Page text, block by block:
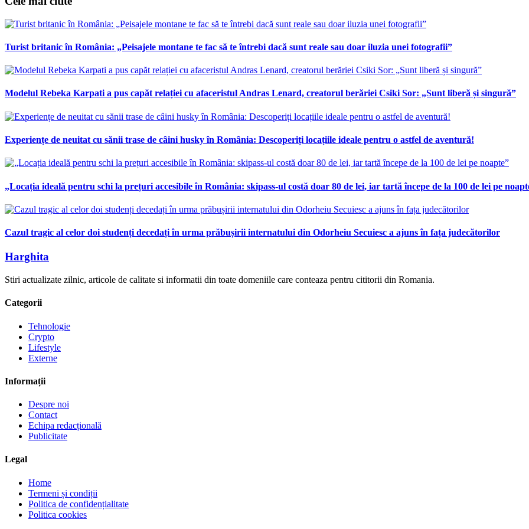
Turist britanic în România: „Peisajele montane te fac să te întrebi dacă sunt reale sau doar iluzia unei fotografii”
Modelul Rebeka Karpati a pus capăt relației cu afaceristul Andras Lenard, creatorul berăriei Csiki Sor: „Sunt liberă și singură”
Experiențe de neuitat cu sănii trase de câini husky în România: Descoperiți locațiile ideale pentru o astfel de aventură!
„Locația ideală pentru schi la prețuri accesibile în România: skipass-ul costă doar 80 de lei, iar tartă începe de la 100 de lei pe
Cazul tragic al celor doi studenți decedați în urma prăbușirii internatului din Odorheiu Secuiesc a ajuns în fața judecătorilor
Harghita
Stiri actualizate zilnic, articole de calitate si informatii din toate domeniile care conteaza pentru cititorii din Romania.
Categorii
Tehnologie
Crypto
Lifestyle
Externe
Informații
Despre noi
Contact
Echipa redacțională
Publicitate
Legal
Home
Termeni și condiții
Politica de confidențialitate
Politica cookies